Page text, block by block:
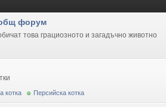
общ форум
това грациозното и загадъчно животно
котка Персийска котка